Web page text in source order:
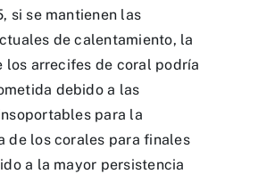
si se mantienen las
de calentamiento, la
los arrecifes de coral podría
debido a las
para la
de los corales para finales
a la mayor persistencia